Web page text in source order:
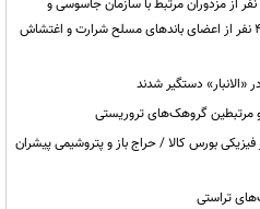
وزارت اطلاعات: شناسایی و دستگیری ۲۱ نفر از مزدوران مرتبط با سازمان جاسوسی و
تروریستی رژیم صهیونیستی و بازداشت ۴ نفر از اعضای باندهای مسلح شرارت و اغتشاش
دستگیر شدند
کالا در بازار فیزیکی بورس کالا / حراج باز و پتروشیمی پیشران